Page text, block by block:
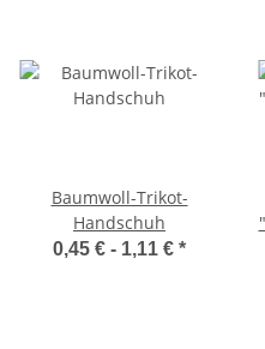
Baumwoll-Trikot-
Handschuh
0,45 € - 1,11 € *